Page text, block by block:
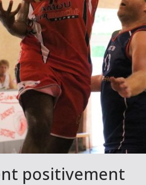
positivement